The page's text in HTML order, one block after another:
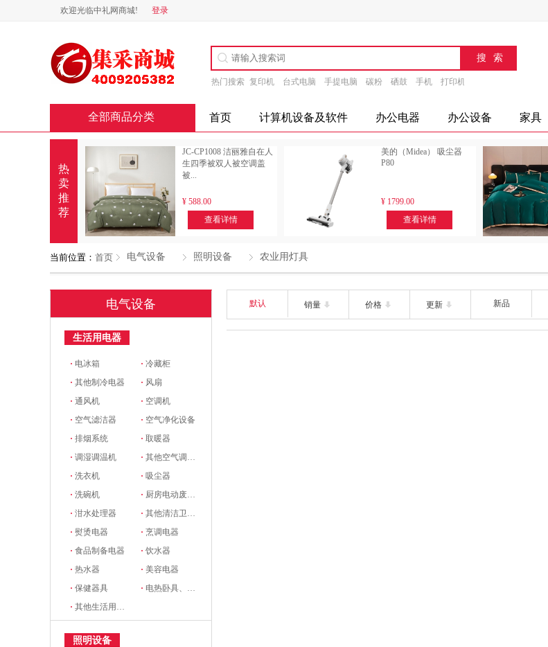
欢迎光临中礼网商城! 登录
热门搜索 复印机 台式电脑 手提电脑 碳粉 硒鼓 手机 打印机
全部商品分类 首页 计算机设备及软件 办公电器 办公设备 家具
热
卖
推
荐
JC-CP1008 洁丽雅自在人
生四季被双人被空调盖
被...
¥ 588.00
查看详情
美的（Midea） 吸尘器
P80
¥ 1799.00
查看详情
当前位置： 首页 电气设备 照明设备 农业用灯具
电气设备
生活用电器
· 电冰箱 ·冷藏柜
·其他制冷电器 · 风扇
·通风机 · 空调机
· 空气滤洁器 · 空气净化设备
·排烟系统 ·取暖器
·调湿调温机 ·其他空气调节电器
·洗衣机 ·吸尘器
·洗碗机 · 厨房电动废物处理器
·泔水处理器 ·其他清洁卫生电器
·熨烫电器 ·烹调电器
·食品制备电器 ·饮水器
·热水器 ·美容电器
·保健器具 · 电热卧具、服装
·其他生活用电器
照明设备
默认 销量 价格 更新 新品